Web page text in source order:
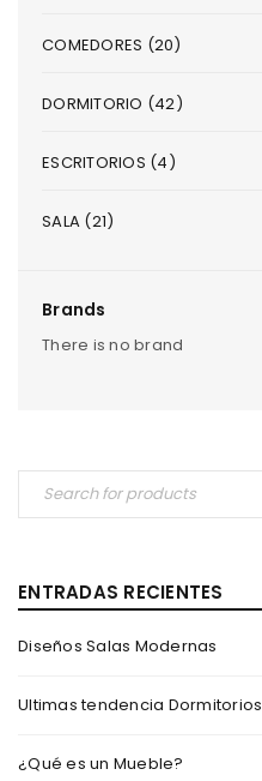
COMEDORES (20)
DORMITORIO (42)
ESCRITORIOS (4)
SALA (21)
Brands
There is no brand
ENTRADAS RECIENTES
Diseños Salas Modernas
Ultimas tendencia Dormitorios
¿Qué es un Mueble?